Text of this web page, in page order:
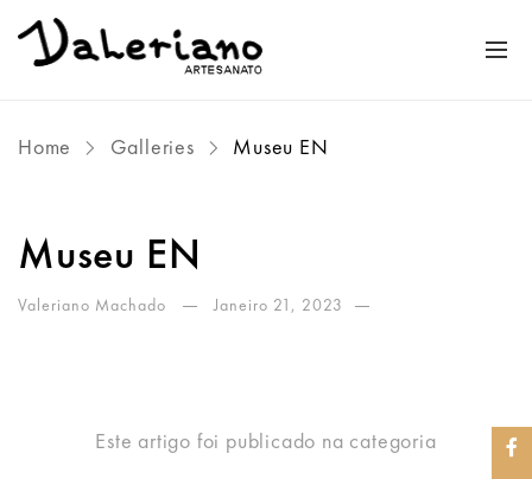
Home Galleries Museu EN
Museu EN
Valeriano Machado Janeiro 21, 2023
Este artigo foi publicado na categoria